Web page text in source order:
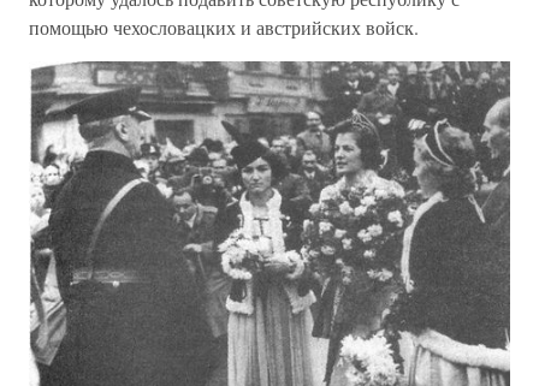
помощью чехословацких и австрийских войск.